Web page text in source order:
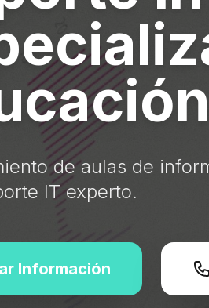
de aulas de
IT experto.
Información